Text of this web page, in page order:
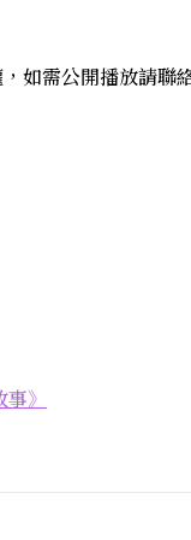
如需公開播放請聯
》